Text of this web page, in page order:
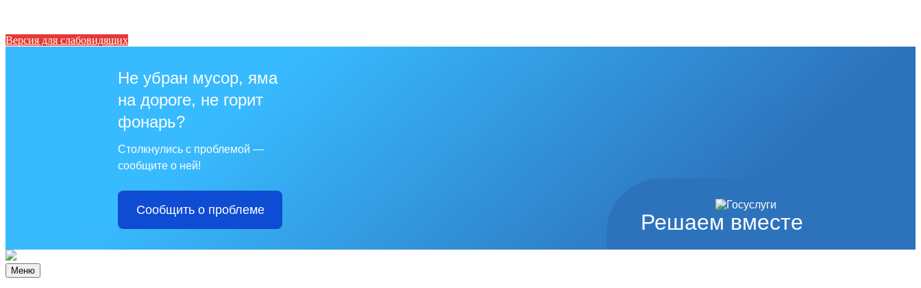
Версия для слабовидящих
Решаем вместе
Не убран мусор, яма
на дороге, не горит
фонарь?
Столкнулись с проблемой —
сообщите о ней!
Сообщить о проблеме
Меню